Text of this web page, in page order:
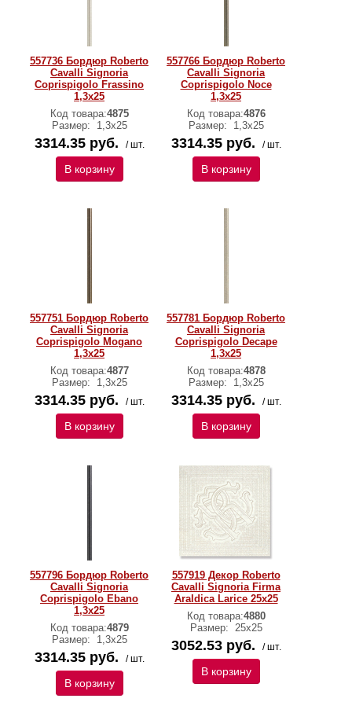
557736 Бордюр Roberto
Cavalli Signoria
Coprispigolo Frassino
1,3x25
Код товара:4875
Размер:
1,3x25
3314.35 руб. / шт.
В корзину
557766 Бордюр Roberto
Cavalli Signoria
Coprispigolo Noce
1,3x25
Код товара:4876
Размер:
1,3x25
3314.35 руб. / шт.
В корзину
557751 Бордюр Roberto
Cavalli Signoria
Coprispigolo Mogano
1,3x25
Код товара:4877
Размер:
1,3x25
3314.35 руб. / шт.
В корзину
557781 Бордюр Roberto
Cavalli Signoria
Coprispigolo Decape
1,3x25
Код товара:4878
Размер:
1,3x25
3314.35 руб. / шт.
В корзину
557796 Бордюр Roberto
Cavalli Signoria
Coprispigolo Ebano
1,3x25
Код товара:4879
Размер:
1,3x25
3314.35 руб. / шт.
В корзину
557919 Декор Roberto
Cavalli Signoria Firma
Araldica Larice 25x25
Код товара:4880
Размер: 25x25
3052.53 руб. / шт.
В корзину